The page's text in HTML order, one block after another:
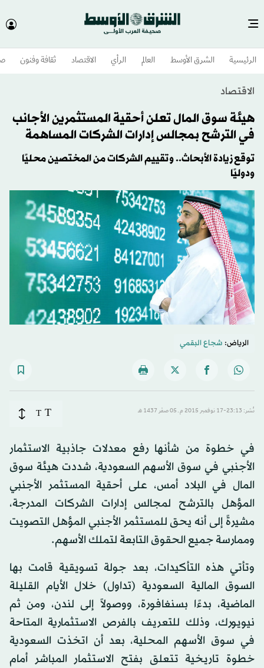
الرئيسية الشرق الأوسط​ العالم الرأي الاقتصاد ثقافة وفنون
الاقتصاد
هيئة سوق المال تعلن أحقية المستثمرين الأجانب
في الترشح بمجالس إدارات الشركات المساهمة
توقع زيادة الأبحاث.. وتقييم الشركات من المختصين محليًا
ودوليًا
الرياض: شجاع البقمي
نُشر: 23:13-17 نوفمبر 2015 م ـ 05 صفَر 1437 هـ T
T
في خطوة من شأنها رفع معدلات جاذبية الاستثمار
الأجنبي في سوق الأسهم السعودية، شددت هيئة سوق
المال في البلاد أمس، على أحقية المستثمر الأجنبي
المؤهل بالترشح لمجالس إدارات الشركات المدرجة،
مشيرةً إلى أنه يحق للمستثمر الأجنبي المؤهل التصويت
وممارسة جميع الحقوق التابعة لتملك الأسهم.
وتأتي هذه التأكيدات، بعد جولة تسويقية قامت بها
السوق المالية السعودية (تداول) خلال الأيام القليلة
الماضية، بدءًا بسنغافورة، ووصولاً إلى لندن، ومن ثم
نيويورك، وذلك للتعريف بالفرص الاستثمارية المتاحة
في سوق الأسهم المحلية، بعد أن اتخذت السعودية
خطوة تاريخية تتعلق بفتح الاستثمار المباشر أمام